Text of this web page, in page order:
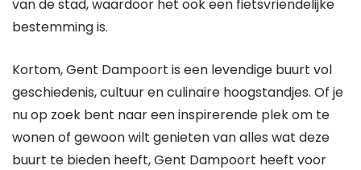
van de stad, waardoor het ook een fietsvriendelijke
bestemming is.
Kortom, Gent Dampoort is een levendige buurt vol
geschiedenis, cultuur en culinaire hoogstandjes. Of je
nu op zoek bent naar een inspirerende plek om te
wonen of gewoon wilt genieten van alles wat deze
buurt te bieden heeft, Gent Dampoort heeft voor